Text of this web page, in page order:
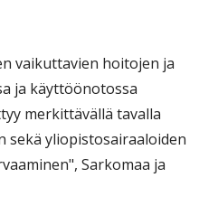
vaikuttavien hoitojen ja
ja käyttöönotossa
merkittävällä tavalla
sekä yliopistosairaaloiden
Sarkomaa ja